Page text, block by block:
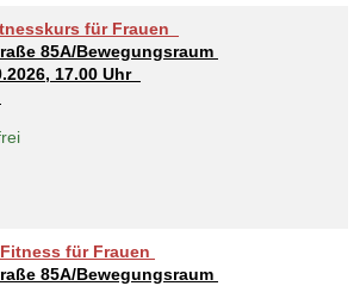
für Frauen
85A/Bewegungsraum
17.00 Uhr
für Frauen
85A/Bewegungsraum